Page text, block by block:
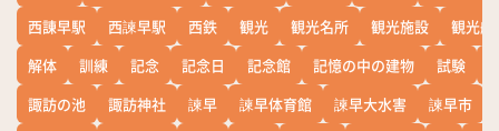
西諌早駅
西諫早駅 西鉄 観光 観光名所 観光施設
観光船
解体
訓練 記念 記念日 記念館 記憶の中の建物 試験
諏訪の池
諏訪神社 諫早 諫早体育館 諫早大水害 諫早市